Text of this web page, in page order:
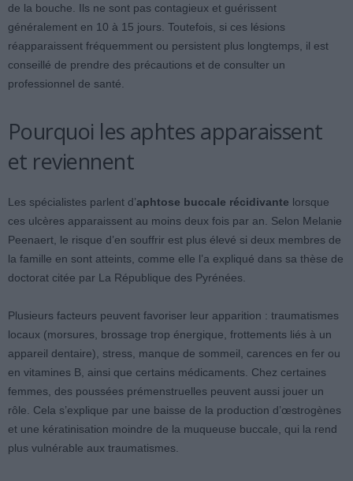
de la bouche. Ils ne sont pas contagieux et guérissent
généralement en 10 à 15 jours. Toutefois, si ces lésions
réapparaissent fréquemment ou persistent plus longtemps, il est
conseillé de prendre des précautions et de consulter un
professionnel de santé.
Pourquoi les aphtes apparaissent
et reviennent
Les spécialistes parlent d’aphtose buccale récidivante lorsque
ces ulcères apparaissent au moins deux fois par an. Selon Melanie
Peenaert, le risque d’en souffrir est plus élevé si deux membres de
la famille en sont atteints, comme elle l’a expliqué dans sa thèse de
doctorat citée par La République des Pyrénées.
Plusieurs facteurs peuvent favoriser leur apparition : traumatismes
locaux (morsures, brossage trop énergique, frottements liés à un
appareil dentaire), stress, manque de sommeil, carences en fer ou
en vitamines B, ainsi que certains médicaments. Chez certaines
femmes, des poussées prémenstruelles peuvent aussi jouer un
rôle. Cela s’explique par une baisse de la production d’œstrogènes
et une kératinisation moindre de la muqueuse buccale, qui la rend
plus vulnérable aux traumatismes.